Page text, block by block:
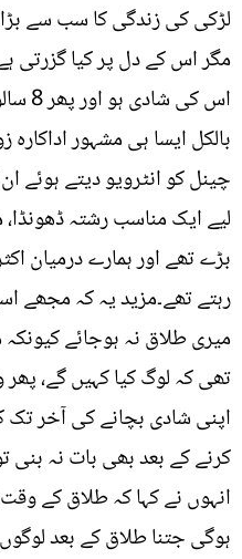
لڑکی کی زندگی کا سب سے
اس
بالکل ایسا ہی مشہور
چینل کو انٹرویو دیتے ہوئے
بڑے تھے اور ہمارے درمیان
رہتے تھے۔مزید یہ کہ مجھے
میری طلاق نہ ہوجائے
تھی کہ لوگ کیا کہیں گے،
اپنی شادی بچانے کی
کرنے کے بعد بھی بات نہ بنی
انہوں نے کہا کہ طلاق کے
ہوگی جتنا طلاق کے بعد